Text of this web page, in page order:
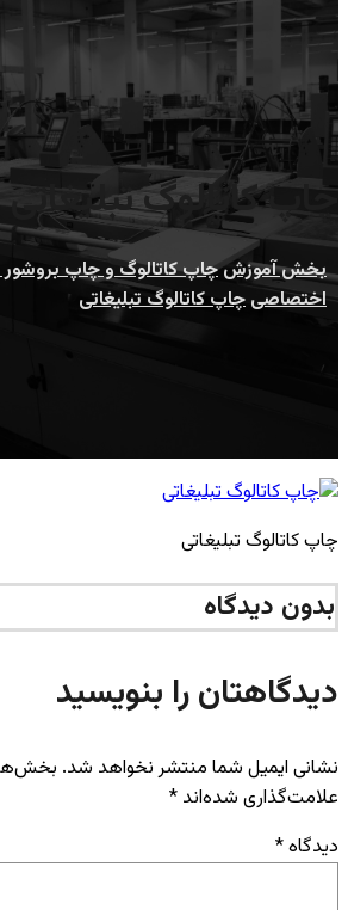
چاپ کاتالوگ تبلیغاتی
بخش آموزشچاپ کاتالوگ و چاپ
اختصاصی چاپ کاتالوگ تبلیغاتی
چاپ کاتالوگ تبلیغاتی
بدون دیدگاه
دیدگاهتان را بنویسید
نشانی ایمیل شما منتشر نخواهد شد.
علامت‌گذاری شده‌اند *
دیدگاه*